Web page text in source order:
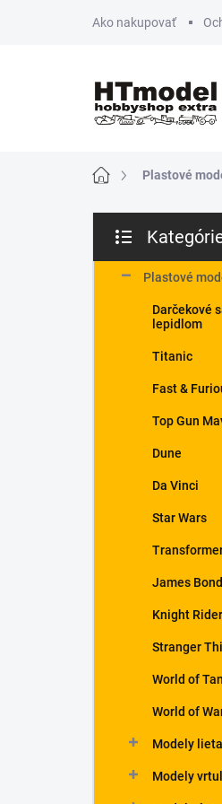
Ako nakupovať
DomovPlastové
č
kategórie
Plastové
Darčekové
lepidlom
Titanic
Fast &
Top Gun
Dune
Da Vinci
Star Wars
James Bond
Knight Rider
Stranger
World of
World of
Modely
Modely